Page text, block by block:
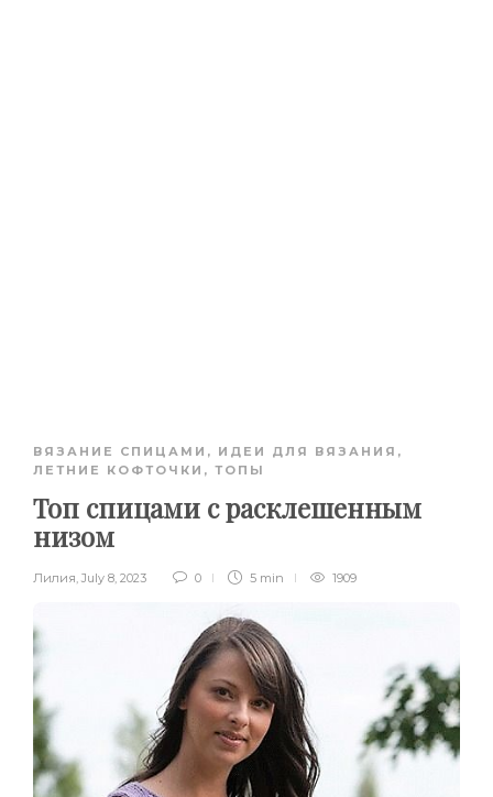
ВЯЗАНИЕ СПИЦАМИ , ИДЕИ ДЛЯ ВЯЗАНИЯ ,
ЛЕТНИЕ КОФТОЧКИ, ТОПЫ
Топ спицами с расклешенным
низом
Лилия, July 8, 2023 0 5 min 1909